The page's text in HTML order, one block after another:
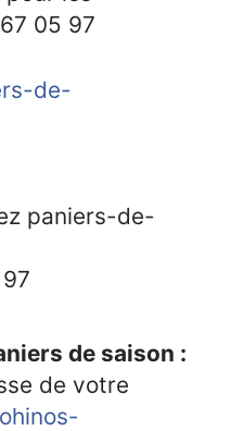
05 97
de-
paniers-de-
de saison :
de votre